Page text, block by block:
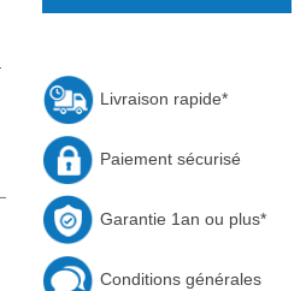
Livraison rapide*
Paiement sécurisé
Garantie 1an ou plus*
Conditions générales